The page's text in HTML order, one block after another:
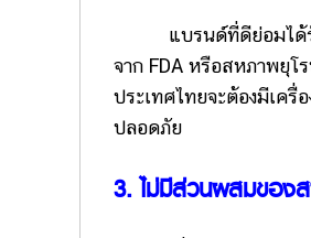
แบรนด์ที่ดีย่อมได้รับก
จาก FDA หรือสหภาพยุ
ประเทศไทยจะต้องมีเครื่
ปลอดภัย
3. ไม่มีส่วนผสมของ